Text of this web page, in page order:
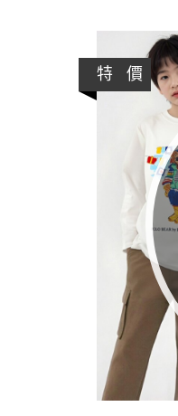
特 價